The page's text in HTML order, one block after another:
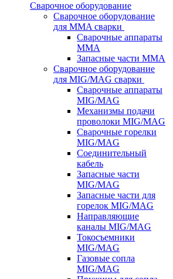
Сварочное оборудование
Сварочное оборудование
для MMA сварки
Сварочные аппараты
MMA
Запасные части MMA
Сварочное оборудование
для MIG/MAG сварки
Сварочные аппараты
MIG/MAG
Механизмы подачи
проволоки MIG/MAG
Сварочные горелки
MIG/MAG
Соединительный
кабель
Запасные части
MIG/MAG
Запасные части для
горелок MIG/MAG
Направляющие
каналы MIG/MAG
Токосъемники
MIG/MAG
Газовые сопла
MIG/MAG